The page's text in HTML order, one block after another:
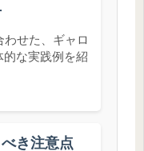
せた、ギャロ
的な実践例を紹
き注意点